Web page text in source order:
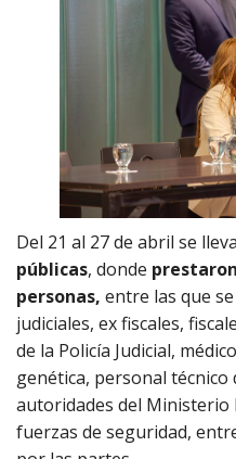
Del 21 al 27 de abril se
públicas, donde
personas, entre las que
judiciales, ex fiscales,
de la Policía Judicial,
genética, personal técnico
autoridades del Ministerio
fuerzas de seguridad,